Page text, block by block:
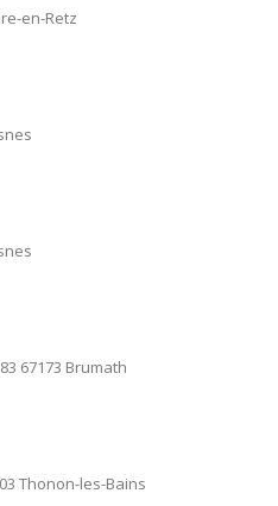
en-Retz
67173 Brumath
Thonon-les-Bains